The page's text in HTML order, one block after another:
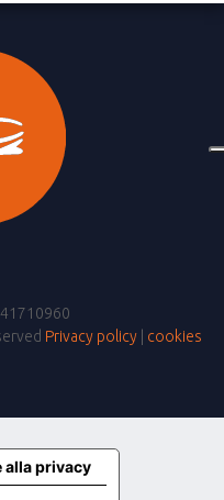
Privacy policy| cookies
alla privacy